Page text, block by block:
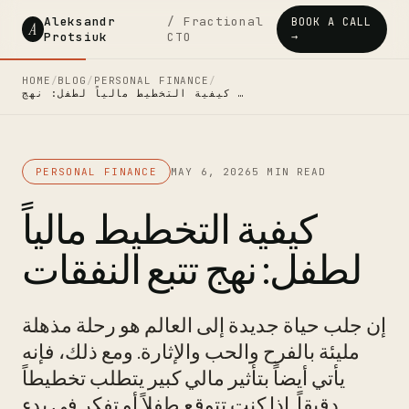
A Aleksandr
Protsiuk
/ Fractional
CTO
BOOK A CALL
→
HOME /BLOG / PERSONAL FINANCE /
كيفية التخطيط مالياً لطفل: نهج …
PERSONAL FINANCE MAY 6, 2026 5 MIN READ
كيفية التخطيط مالياً
لطفل: نهج تتبع النفقات
إن جلب حياة جديدة إلى العالم هو رحلة مذهلة
مليئة بالفرح والحب والإثارة. ومع ذلك، فإنه
يأتي أيضاً بتأثير مالي كبير يتطلب تخطيطاً